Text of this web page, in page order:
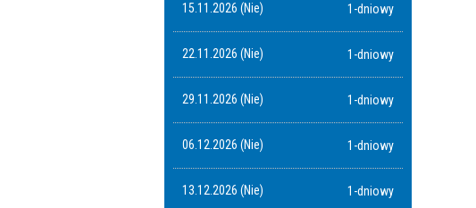
15.11.2026 (Nie) 1-dniowy
22.11.2026 (Nie) 1-dniowy
29.11.2026 (Nie) 1-dniowy
06.12.2026 (Nie) 1-dniowy
13.12.2026 (Nie) 1-dniowy